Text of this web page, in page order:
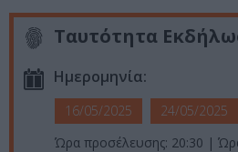
Ταυτότητα
Ημερομηνία:
16/05/2025
24/05/2025
Ώρα προσέλευσης: 20:30 |